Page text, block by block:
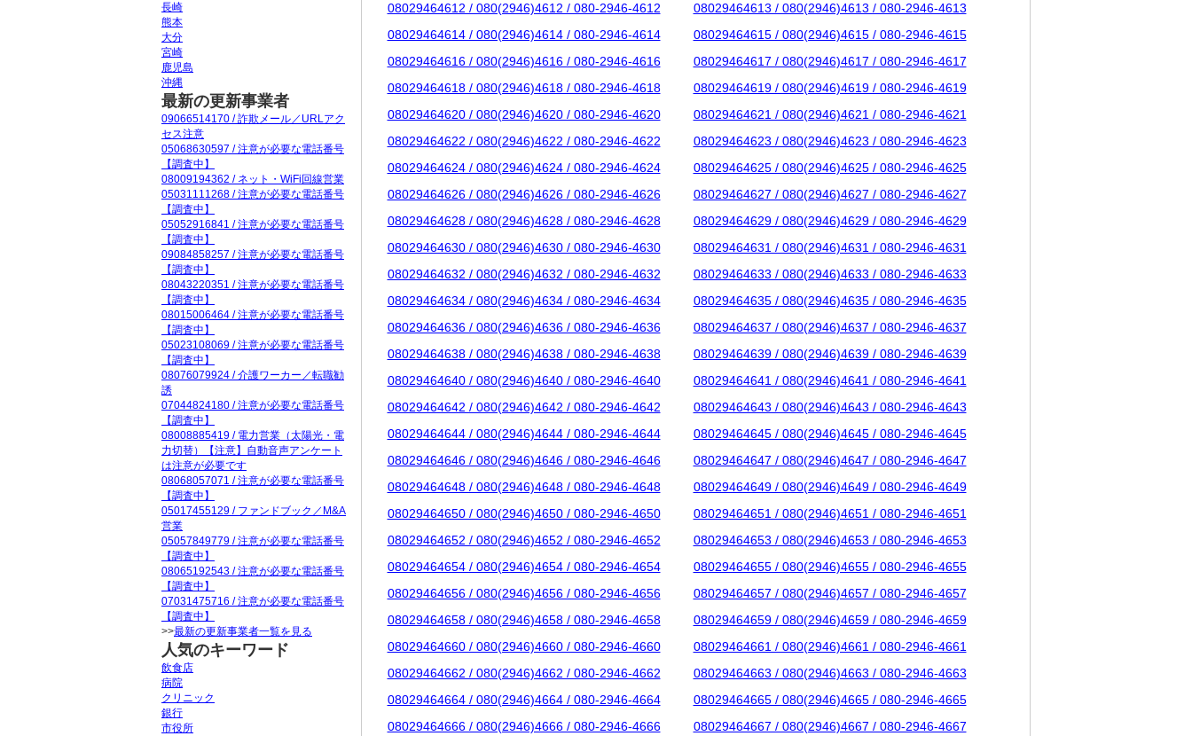
08029464612 / 080(2946)4612 / 080-2946-4612
08029464613 / 080(2946)4613 / 080-2946-4613
08029464614 / 080(2946)4614 / 080-2946-4614
08029464615 / 080(2946)4615 / 080-2946-4615
08029464616 / 080(2946)4616 / 080-2946-4616
08029464617 / 080(2946)4617 / 080-2946-4617
08029464618 / 080(2946)4618 / 080-2946-4618
08029464619 / 080(2946)4619 / 080-2946-4619
08029464620 / 080(2946)4620 / 080-2946-4620
08029464621 / 080(2946)4621 / 080-2946-4621
08029464622 / 080(2946)4622 / 080-2946-4622
08029464623 / 080(2946)4623 / 080-2946-4623
08029464624 / 080(2946)4624 / 080-2946-4624
08029464625 / 080(2946)4625 / 080-2946-4625
08029464626 / 080(2946)4626 / 080-2946-4626
08029464627 / 080(2946)4627 / 080-2946-4627
08029464628 / 080(2946)4628 / 080-2946-4628
08029464629 / 080(2946)4629 / 080-2946-4629
08029464630 / 080(2946)4630 / 080-2946-4630
08029464631 / 080(2946)4631 / 080-2946-4631
08029464632 / 080(2946)4632 / 080-2946-4632
08029464633 / 080(2946)4633 / 080-2946-4633
08029464634 / 080(2946)4634 / 080-2946-4634
08029464635 / 080(2946)4635 / 080-2946-4635
08029464636 / 080(2946)4636 / 080-2946-4636
08029464637 / 080(2946)4637 / 080-2946-4637
08029464638 / 080(2946)4638 / 080-2946-4638
08029464639 / 080(2946)4639 / 080-2946-4639
08029464640 / 080(2946)4640 / 080-2946-4640
08029464641 / 080(2946)4641 / 080-2946-4641
08029464642 / 080(2946)4642 / 080-2946-4642
08029464643 / 080(2946)4643 / 080-2946-4643
08029464644 / 080(2946)4644 / 080-2946-4644
08029464645 / 080(2946)4645 / 080-2946-4645
08029464646 / 080(2946)4646 / 080-2946-4646
08029464647 / 080(2946)4647 / 080-2946-4647
08029464648 / 080(2946)4648 / 080-2946-4648
08029464649 / 080(2946)4649 / 080-2946-4649
08029464650 / 080(2946)4650 / 080-2946-4650
08029464651 / 080(2946)4651 / 080-2946-4651
08029464652 / 080(2946)4652 / 080-2946-4652
08029464653 / 080(2946)4653 / 080-2946-4653
08029464654 / 080(2946)4654 / 080-2946-4654
08029464655 / 080(2946)4655 / 080-2946-4655
08029464656 / 080(2946)4656 / 080-2946-4656
08029464657 / 080(2946)4657 / 080-2946-4657
08029464658 / 080(2946)4658 / 080-2946-4658
08029464659 / 080(2946)4659 / 080-2946-4659
08029464660 / 080(2946)4660 / 080-2946-4660
08029464661 / 080(2946)4661 / 080-2946-4661
08029464662 / 080(2946)4662 / 080-2946-4662
08029464663 / 080(2946)4663 / 080-2946-4663
08029464664 / 080(2946)4664 / 080-2946-4664
08029464665 / 080(2946)4665 / 080-2946-4665
08029464666 / 080(2946)4666 / 080-2946-4666
08029464667 / 080(2946)4667 / 080-2946-4667
長崎
熊本
大分
宮崎
鹿児島
沖縄
最新の更新事業者
09066514170 / 詐欺メール／URLアク
セス注意
05068630597 / 注意が必要な電話番号
【調査中】
08009194362 / ネット・WiFi回線営業
05031111268 / 注意が必要な電話番号
【調査中】
05052916841 / 注意が必要な電話番号
【調査中】
09084858257 / 注意が必要な電話番号
【調査中】
08043220351 / 注意が必要な電話番号
【調査中】
08015006464 / 注意が必要な電話番号
【調査中】
05023108069 / 注意が必要な電話番号
【調査中】
08076079924 / 介護ワーカー／転職勧
誘
07044824180 / 注意が必要な電話番号
【調査中】
08008885419 / 電力営業（太陽光・電
力切替）【注意】自動音声アンケート
は注意が必要です
08068057071 / 注意が必要な電話番号
【調査中】
05017455129 / ファンドブック／M&A
営業
05057849779 / 注意が必要な電話番号
【調査中】
08065192543 / 注意が必要な電話番号
【調査中】
07031475716 / 注意が必要な電話番号
【調査中】
>>最新の更新事業者一覧を見る
人気のキーワード
飲食店
病院
クリニック
銀行
市役所